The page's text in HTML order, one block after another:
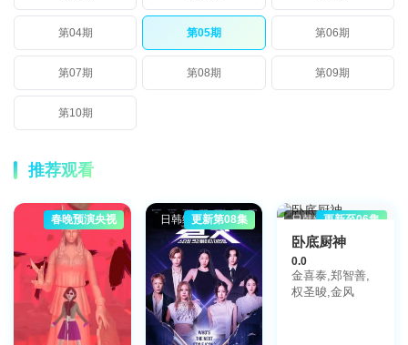
第04期 第05期 第06期
第07期 第08期 第09期
第10期
推荐观看
春晚预演央视 日韩综艺更新第08集 日韩综艺更新至06集
卧底厨神
0.0
金喜泰,郑智善,
权圣晙,金风